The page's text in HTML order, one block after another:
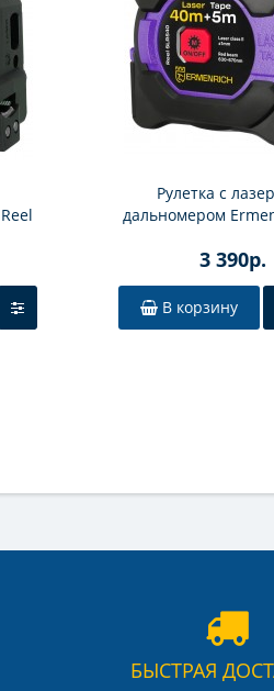
Рулетка с
дальномером
3 390р.
В корзину
БЫСТРАЯ